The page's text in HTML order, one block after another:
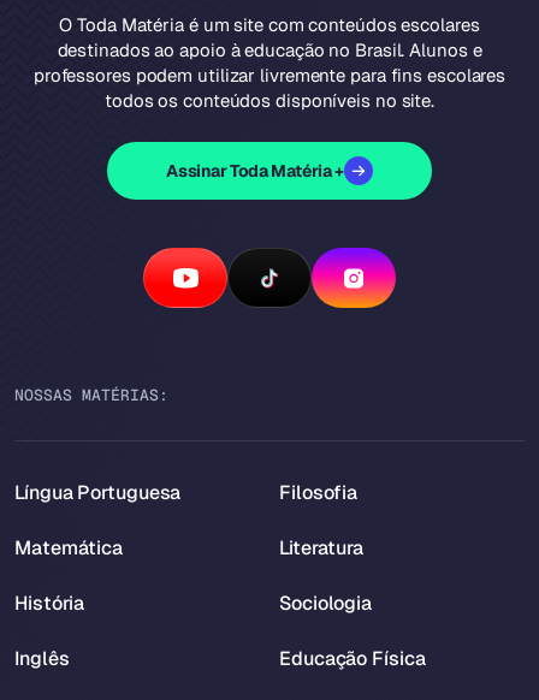
O Toda Matéria é um site com conteúdos escolares
destinados ao apoio à educação no Brasil. Alunos e
professores podem utilizar livremente para fins escolares
todos os conteúdos disponíveis no site.
Assinar Toda Matéria +
NOSSAS MATÉRIAS:
Língua Portuguesa
Matemática
História
Inglês
Filosofia
Literatura
Sociologia
Educação Física